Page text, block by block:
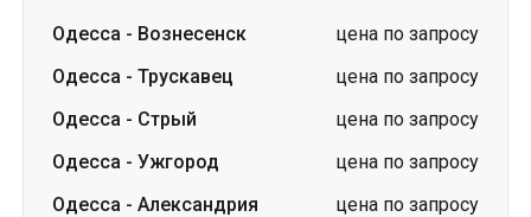
Одесса - Вознесенск
цена по запросу
Одесса - Трускавец
цена по запросу
Одесса - Стрый
цена по запросу
Одесса - Ужгород
цена по запросу
Одесса - Александрия
цена по запросу